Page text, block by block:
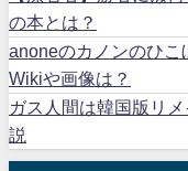
の本とは？
anoneのカノンのひこ
Wikiや画像は？
ガス人間は韓国版リ
説